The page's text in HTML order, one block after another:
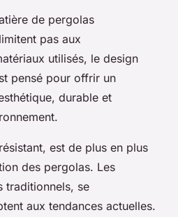
de pergolas
pas aux
utilisés, le design
pensé pour offrir un
durable et
est de plus en plus
des pergolas. Les
traditionnels, se
aux tendances actuelles.